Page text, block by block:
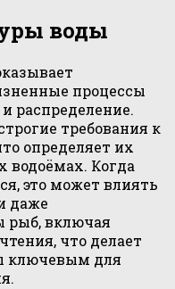
воды
процессы
распределение.
требования к
определяет их
водоёмах. Когда
это может влиять
даже
рыб, включая
что делает
ключевым для